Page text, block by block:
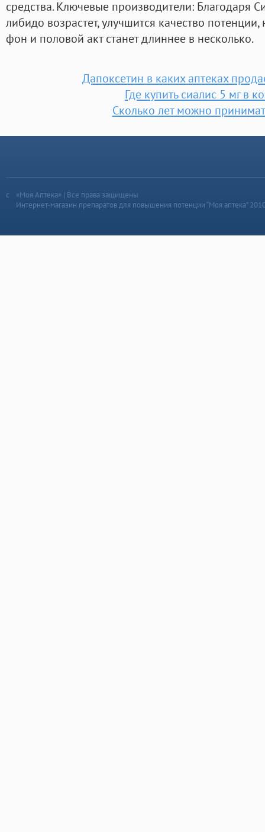
средства. Ключевые производители: Благодаря
либидо возрастет, улучшится качество
фон и половой акт станет длиннее в несколько.
Дапоксетин в каких аптеках
Где купить сиалис 5 мг в
Сколько лет можно
«Моя Аптека» | Все права защищены
Интернет-магазин препаратов для повышения потенции “Моя аптека”